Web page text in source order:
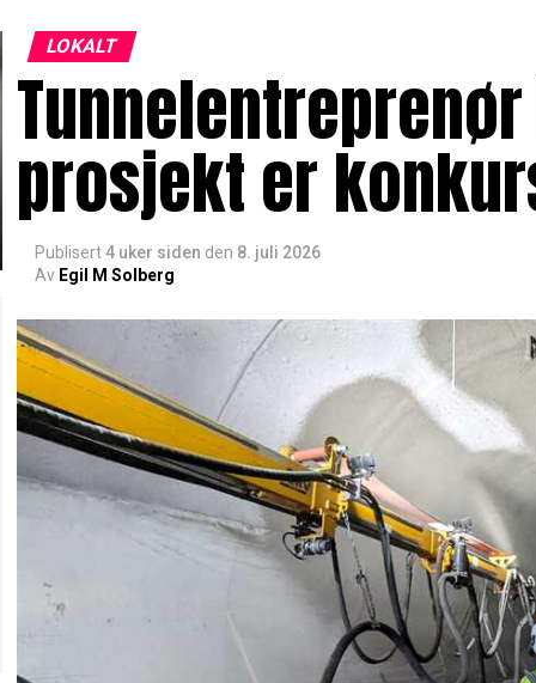
LOKALT
prosjekt er
Publisert4 uker siden den 8. juli 2026
Av Egil M Solberg